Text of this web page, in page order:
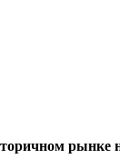
рынке